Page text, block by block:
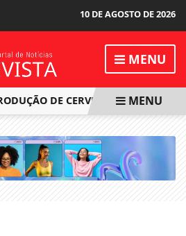
10 DE AGOSTO DE 2026
MENU
DE CERVEJAS ARTESANAIS
MENU